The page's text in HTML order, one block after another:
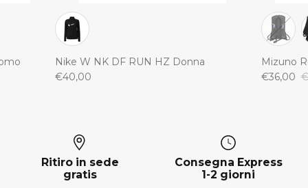
Nike W NK DF RUN HZ Donna
€40,00
Mizuno
€36,00
Ritiro in sede
gratis
Consegna Express
1-2 giorni